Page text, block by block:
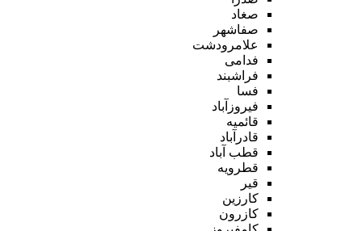
صغاد
صفاشهر
علامرودشت
فدامی
فراشبند
فسا
فیروزآباد
قائمیه
قادرآباد
قطب آباد
قطرویه
قیر
کارزین
کازرون